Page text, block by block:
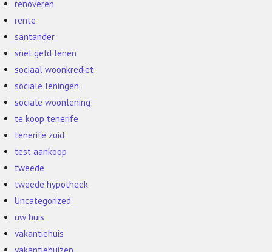
renoveren
rente
santander
snel geld lenen
sociaal woonkrediet
sociale leningen
sociale woonlening
te koop tenerife
tenerife zuid
test aankoop
tweede
tweede hypotheek
Uncategorized
uw huis
vakantiehuis